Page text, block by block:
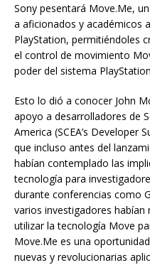
Sony pesentará Move.Me,
a aficionados y académicos
PlayStation, permitiéndoles
el control de movimiento
poder del sistema
Esto lo dió a conocer John
apoyo a desarrolladores de
America (SCEA’s Developer
que incluso antes del
habían contemplado las
tecnología para
durante conferencias como
varios investigadores
utilizar la tecnología Move
Move.Me es una
nuevas y revolucionarias